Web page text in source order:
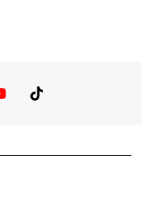
You TubeTikTok